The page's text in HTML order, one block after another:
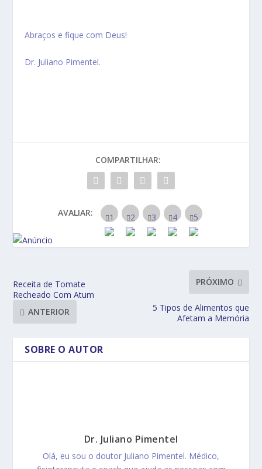
Abraços e fique com Deus!
Dr. Juliano Pimentel.
COMPARTILHAR:
AVALIAR:
Receita de Tomate
Recheado Com Atum
ANTERIOR
PRÓXIMO
5 Tipos de Alimentos que
Afetam a Memória
SOBRE O AUTOR
Dr. Juliano Pimentel
Olá, eu sou o doutor Juliano Pimentel. Médico,